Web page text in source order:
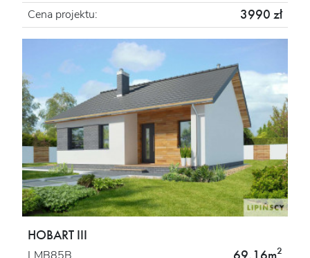
Cena projektu: 3990 zł
HOBART III
LMB85B 2